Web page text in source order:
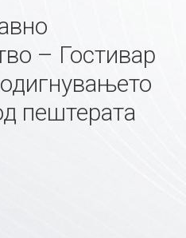
– Гостивар
пештерата